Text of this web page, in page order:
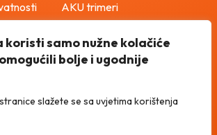
samo nužne kolačiće
bolje i ugodnije
slažete se sa uvjetima korištenja
AKU trimeri
Vodene pumpe
sva prava pridržana